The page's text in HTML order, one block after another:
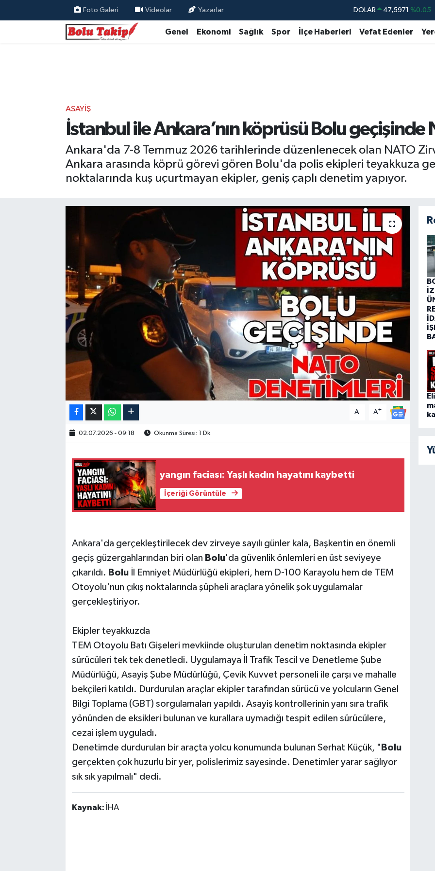
Foto Galeri Videolar Yazarlar DOLAR 47,5971 %0.05
EURO 55,1336 %0.18
Genel Ekonomi Sağlık Spor İlçe Haberleri Vefat Edenler
ASAYIŞ
İstanbul ile Ankara’nın köprüsü Bolu
Ankara'da 7-8 Temmuz 2026 tarihlerinde düzenlenecek olan NATO
Ankara arasında köprü görevi gören Bolu'da polis ekipleri teyakkuza
noktalarında kuş uçurtmayan ekipler, geniş çaplı denetim yapıyor.
A- A+
02.07.2026 - 09:18 Okunma Süresi: 1 Dk
yangın faciası: Yaşlı kadın hayatını kaybetti
İçeriği Görüntüle
Ankara'da gerçekleştirilecek dev zirveye sayılı günler kala, Başkentin en önemli
geçiş güzergahlarından biri olan Bolu'da güvenlik önlemleri en üst seviyeye
çıkarıldı. Boluİl Emniyet Müdürlüğü ekipleri, hem D-100 Karayolu hem de TEM
Otoyolu'nun çıkış noktalarında şüpheli araçlara yönelik şok uygulamalar
gerçekleştiriyor.
Ekipler teyakkuzda
TEM Otoyolu Batı Gişeleri mevkiinde oluşturulan denetim noktasında ekipler
sürücüleri tek tek denetledi. Uygulamaya İl Trafik Tescil ve Denetleme Şube
Müdürlüğü, Asayiş Şube Müdürlüğü, Çevik Kuvvet personeli ile çarşı ve mahalle
bekçileri katıldı. Durdurulan araçlar ekipler tarafından sürücü ve yolcuların Genel
Bilgi Toplama (GBT) sorgulamaları yapıldı. Asayiş kontrollerinin yanı sıra trafik
yönünden de eksikleri bulunan ve kurallara uymadığı tespit edilen sürücülere,
cezai işlem uyguladı.
Denetimde durdurulan bir araçta yolcu konumunda bulunan Serhat Küçük, " Bolu
gerçekten çok huzurlu bir yer, polislerimiz sayesinde. Denetimler yarar sağlıyor
sık sık yapılmalı" dedi.
Kaynak: İHA